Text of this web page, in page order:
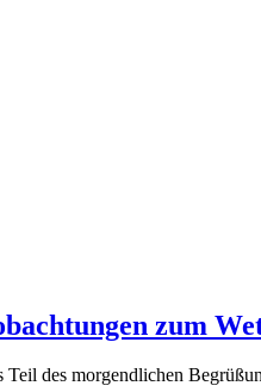
zum
des morgendlichen